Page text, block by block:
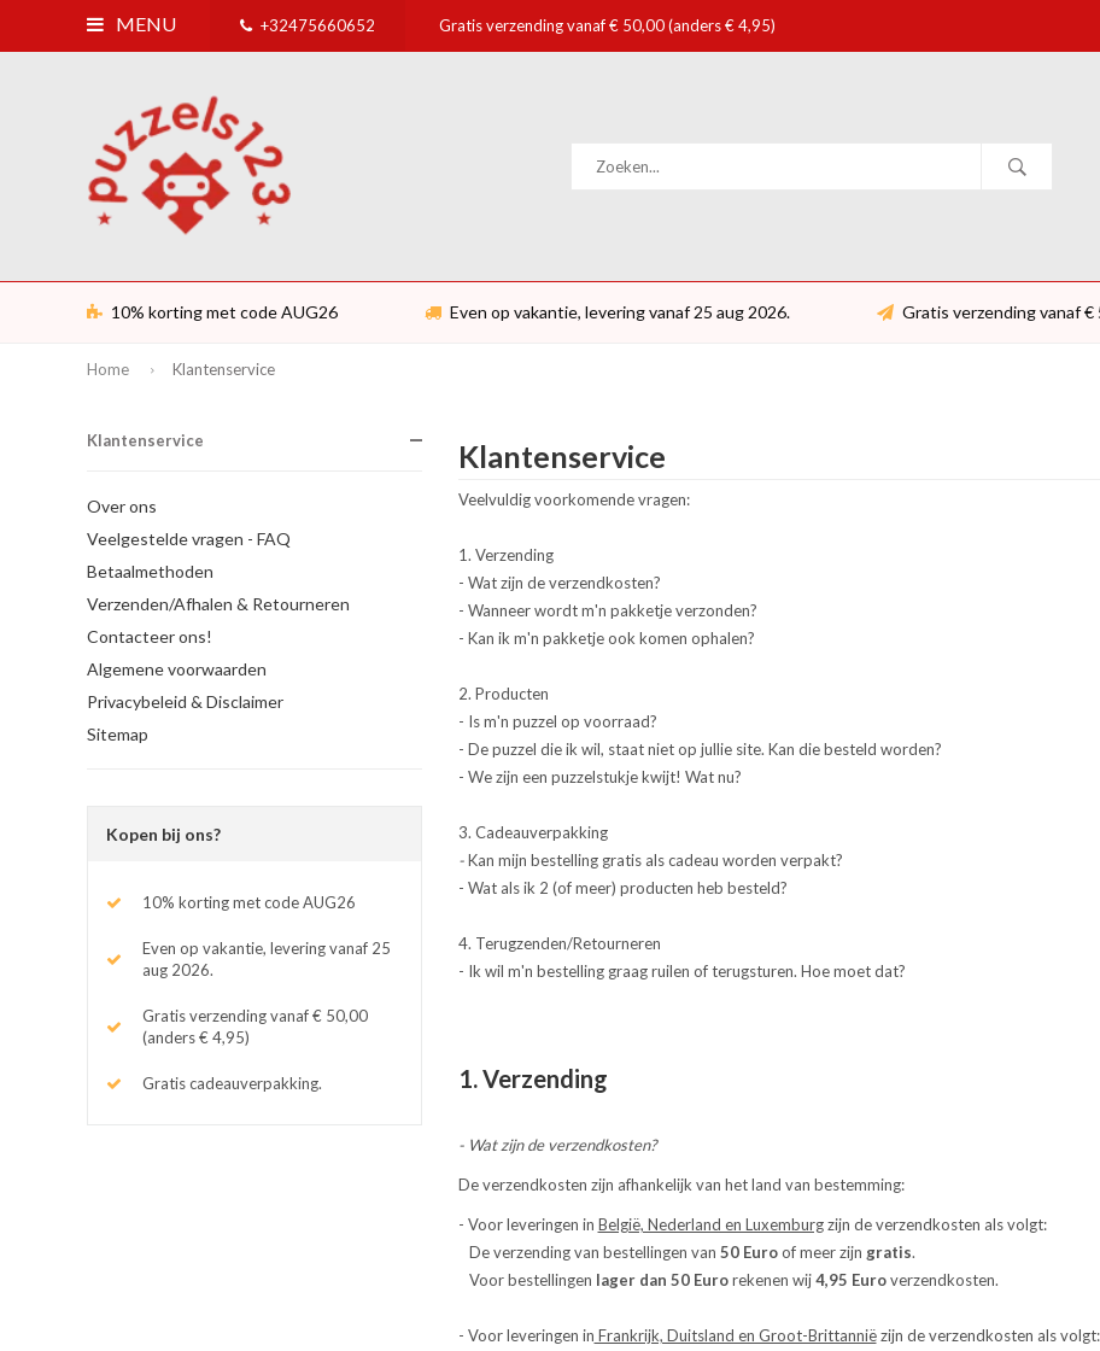
MENU +32475660652 Gratis verzending vanaf € 50,00 (anders € 4,95)
10% korting met code AUG26 Even op vakantie, levering vanaf 25 aug 2026. Gratis verzending vanaf €
Home Klantenservice
Klantenservice
Over ons
Veelgestelde vragen - FAQ
Betaalmethoden
Verzenden/Afhalen & Retourneren
Contacteer ons!
Algemene voorwaarden
Privacybeleid & Disclaimer
Sitemap
Kopen bij ons?
10% korting met code AUG26
Even op vakantie, levering vanaf 25
aug 2026.
Gratis verzending vanaf € 50,00
(anders € 4,95)
Gratis cadeauverpakking.
Klantenservice
Veelvuldig voorkomende vragen:
1. Verzending
- Wat zijn de verzendkosten?
- Wanneer wordt m'n pakketje verzonden?
- Kan ik m'n pakketje ook komen ophalen?
2. Producten
- Is m'n puzzel op voorraad?
- De puzzel die ik wil, staat niet op jullie site. Kan die besteld worden?
- We zijn een puzzelstukje kwijt! Wat nu?
3. Cadeauverpakking
-Kan mijn bestelling gratis als cadeau worden verpakt?
- Wat als ik 2 (of meer) producten heb besteld?
4. Terugzenden/Retourneren
- Ik wil m'n bestelling graag ruilen of terugsturen. Hoe moet dat?
1. Verzending
- Wat zijn de verzendkosten?
De verzendkosten zijn afhankelijk van het land van bestemming:
- Voor leveringen in België, Nederland en Luxemburgzijn de verzendkosten als volgt:
De verzending van bestellingen van 50 Euroof meer zijn gratis.
Voor bestellingen lager dan 50 Eurorekenen wij4,95 Euroverzendkosten.
- Voor leveringen in Frankrijk, Duitsland en Groot-Brittanniëzijn de verzendkosten als volgt: